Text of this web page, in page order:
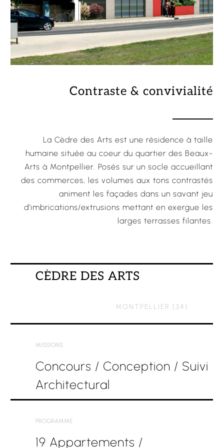
Contraste & convivialité
La Cèdre des Arts est une résidence à taille
humaine située au coeur du quartier des Beaux-
Arts à Montpellier. Posés sur un socle accueillant
des commerces, les volumes aux tons contrastés
animent les façades dans un savant jeu
d'imbrications/extrusions mettant en exergue les
larges terrasses filantes.
CÈDRE DES ARTS
MONTPELLIER [34]
MISSIONS
Concours / Conception / Suivi
Architectural
PROGRAMME
19 Appartements /